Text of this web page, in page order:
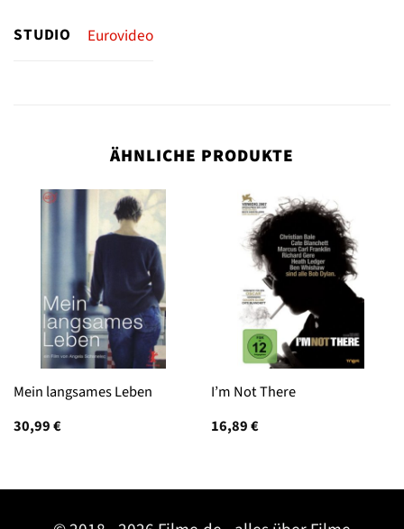
STUDIO Eurovideo
ÄHNLICHE PRODUKTE
Mein langsames Leben
30,99€
I’m Not There
16,89€